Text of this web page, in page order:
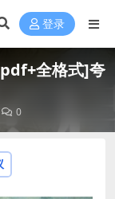
登录
全格式]夸
0